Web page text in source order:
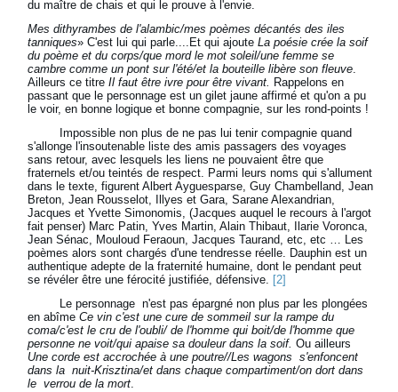
du maître de chais et qui le prouve à l'envie.
Mes dithyrambes de l'alambic/mes poèmes décantés des iles
tanniques» C'est lui qui parle....Et qui ajouteLa poésie crée la soif
du poème et du corps/que mord le mot soleil/une femme se
cambre comme un pont sur l'été/et la bouteille libère son fleuve.
Ailleurs ce titreIl faut être ivre pour être vivant. Rappelons en
passant que le personnage est un gilet jaune affirmé et qu'on a pu
le voir, en bonne logique et bonne compagnie, sur les rond-points !
Impossible non plus de ne pas lui tenir compagnie quand
s'allonge l'insoutenable liste des amis passagers des voyages
sans retour, avec lesquels les liens ne pouvaient être que
fraternels et/ou teintés de respect. Parmi leurs noms qui s'allument
dans le texte, figurent Albert Ayguesparse, Guy Chambelland, Jean
Breton, Jean Rousselot, Illyes et Gara, Sarane Alexandrian,
Jacques et Yvette Simonomis, (Jacques auquel le recours à l'argot
fait penser) Marc Patin, Yves Martin, Alain Thibaut, Ilarie Voronca,
Jean Sénac, Mouloud Feraoun, Jacques Taurand, etc, etc … Les
poèmes alors sont chargés d'une tendresse réelle. Dauphin est un
authentique adepte de la fraternité humaine, dont le pendant peut
se révéler être une férocité justifiée, défensive. [2]
Le personnage n'est pas épargné non plus par les plongées
en abîmeCe vin c'est une cure de sommeil sur la rampe du
coma/c'est le cru de l'oubli/ de l'homme qui boit/de l'homme que
personne ne voit/qui apaise sa douleur dans la soif. Ou ailleurs
Une corde est accrochée à une poutre//Les wagons s'enfoncent
dans la nuit-Krisztina/et dans chaque compartiment/on dort dans
le verrou de la mort.